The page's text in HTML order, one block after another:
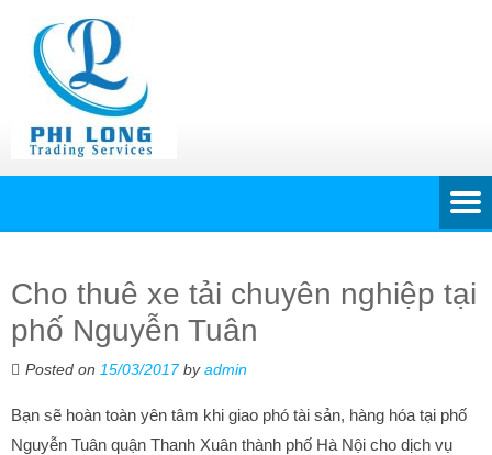
Cho thuê xe tải chuyên nghiệp tại
phố Nguyễn Tuân
Posted on 15/03/2017byadmin
Bạn sẽ hoàn toàn yên tâm khi giao phó tài sản, hàng hóa tại phố
Nguyễn Tuân quận Thanh Xuân thành phố Hà Nội cho dịch vụ